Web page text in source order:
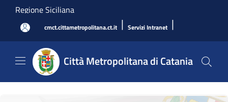
Salta al contenuto principale
Regione Siciliana
cmct.cittametropolitana.ct.it | Servizi Intranet |
Città Metropolitana di Catania